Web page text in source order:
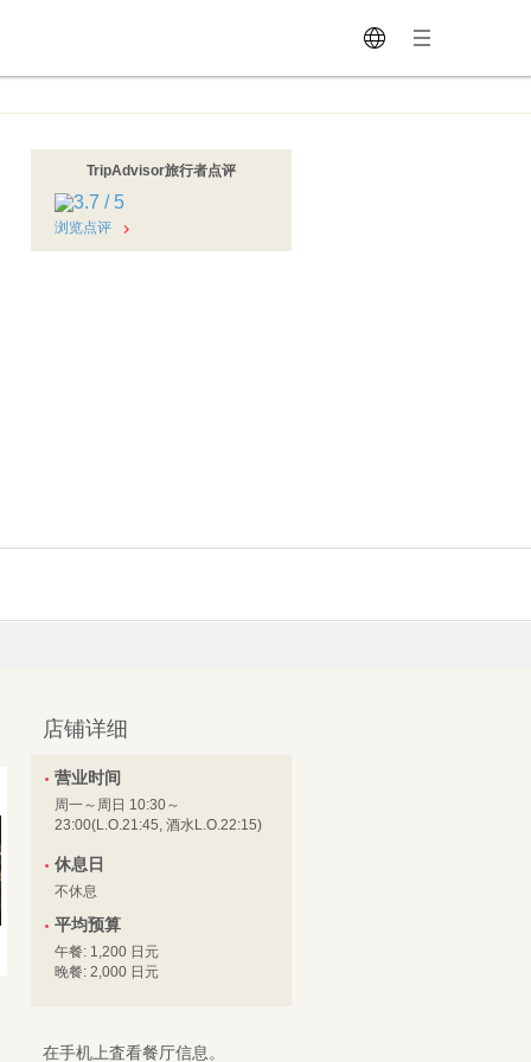
TripAdvisor旅行者点评
浏览点评
店铺详细
营业时间
周一～周日 10:30～
23:00(L.O.21:45, 酒水L.O.22:15)
休息日
不休息
平均预算
午餐: 1,200 日元
晚餐: 2,000 日元
在手机上査看餐厅信息。